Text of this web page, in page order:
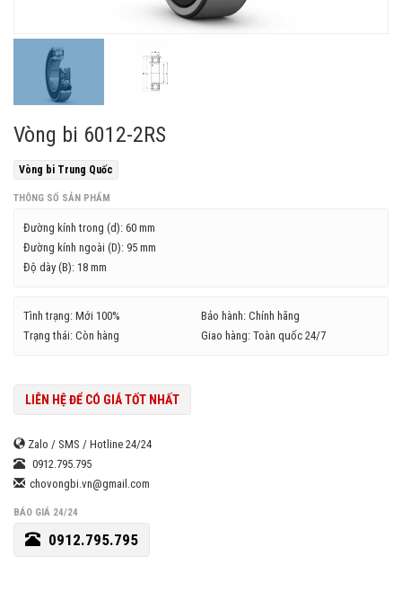
Vòng bi 6012-2RS
Vòng bi Trung Quốc
THÔNG SỐ SẢN PHẨM
Đường kính trong (d): 60 mm
Đường kính ngoài (D): 95 mm
Độ dày (B): 18 mm
Tình trạng: Mới 100%
Bảo hành: Chính hãng
Trạng thái: Còn hàng
Giao hàng: Toàn quốc 24/7
LIÊN HỆ ĐỂ CÓ GIÁ TỐT NHẤT
Zalo / SMS / Hotline 24/24
0912.795.795
chovongbi.vn@gmail.com
BÁO GIÁ 24/24
0912.795.795